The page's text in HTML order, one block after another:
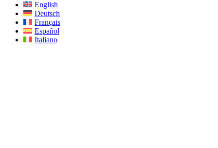
English
Deutsch
Français
Español
Italiano